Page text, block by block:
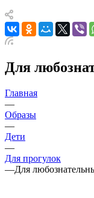
Для
Главная
—
Образы
—
Дети
—
Для прогулок
—Для